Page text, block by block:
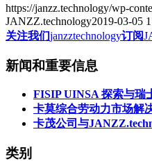
https://janzz.technology/wp-
JANZZ.technology2019-03-05
关注我们janzztechnology订阅
新闻和重要信息
FISIP UINSA 探索与瑞
卡莫综合劳动力市场解
卡茂公司与
类别